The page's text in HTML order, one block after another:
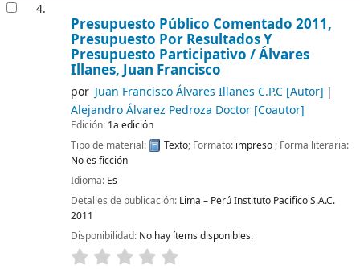
4.
Presupuesto Público Comentado 2011,
Presupuesto Por Resultados Y
Presupuesto Participativo /Álvares
Illanes, Juan Francisco
por Juan Francisco Álvares Illanes C.P.C[Autor]
Alejandro Álvarez Pedroza Doctor[Coautor]
Edición: 1a edición
Tipo de material:
Texto; Formato: impreso; Forma literaria:
No es ficción
Idioma: Es
Detalles de publicación: Lima – PerúInstituto Pacifico S.A.C.
2011
Disponibilidad: No hay ítems disponibles.